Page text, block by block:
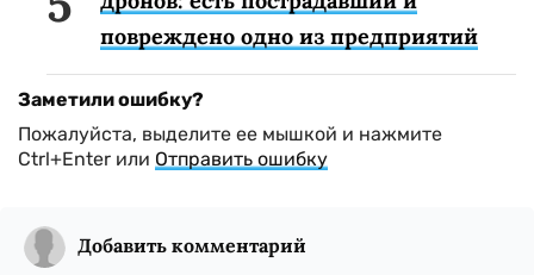
повреждено одно из предприятий
Заметили ошибку?
Пожалуйста, выделите ее мышкой и нажмите
Ctrl+Enter или Отправить ошибку
Добавить комментарий